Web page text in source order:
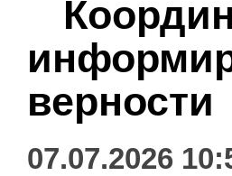
верности
07.07.2026